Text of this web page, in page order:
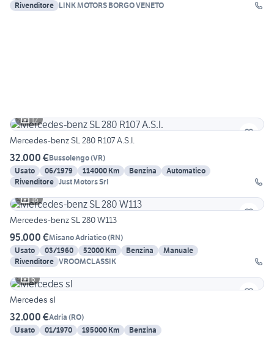
Rivenditore LINK MOTORS BORGO VENETO
12
Mercedes-benz SL 280 R107 A.S.I.
32.000 €Bussolengo(VR)
Usato
06/1979 114000 Km Benzina
Automatico
Rivenditore Just Motors Srl
16
Mercedes-benz SL 280 W113
95.000 €Misano Adriatico(RN)
Usato
03/1960 52000 Km Benzina
Manuale
Rivenditore VROOMCLASSIK
6
Mercedes sl
32.000 €Adria (RO)
Usato
01/1970 195000 Km Benzina